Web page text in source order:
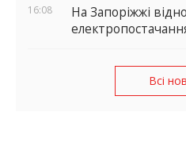
16:08
На Запоріжжі
Всі